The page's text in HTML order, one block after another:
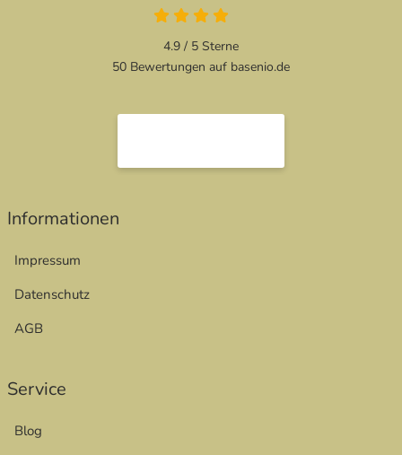
4.9 / 5 Sterne
50 Bewertungen auf basenio.de
öffnet in neuem Fenster
Informationen
Impressum
Datenschutz
AGB
Service
Blog